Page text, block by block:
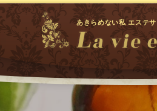
あきらめない私 エステ